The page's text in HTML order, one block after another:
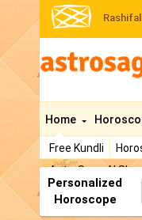
Rashifal
Home
Free Kundli
AstroSage AI
Personalized
Horoscope